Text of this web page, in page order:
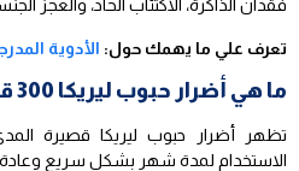
فقدان الذاكرة، الاكتئاب الحاد، والعجز
تعرف علي ما يهمك حول: الأدوية
ما هي أضرار حبوب ليريكا 300 قصيرة المدى؟
تظهر أضرار حبوب ليريكا قصيرة
الاستخدام لمدة شهر بشكل سريع